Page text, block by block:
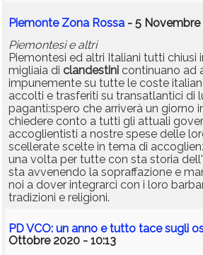
Piemonte Zona Rossa - 5 Novembre
Piemontesi e altri
Piemontesi ed altri Italiani tutti chiusi
migliaia di clandestini continuano ad
impunemente su tutte le coste
accolti e trasferiti su transatlantici di
paganti:spero che arriverà un giorno
chiedere conto a tutti gli attuali
accoglientisti a nostre spese delle
scellerate scelte in tema di
una volta per tutte con sta storia
sta avvenendo la sopraffazione e
noi a dover integrarci con i loro
tradizioni e religioni.
PD VCO: un anno e tutto tace sugli
Ottobre 2020 - 10:13